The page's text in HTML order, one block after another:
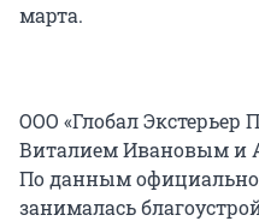
марта.
ООО «Глобал Экстерьер
Виталием Ивановым и
По данным
занималась